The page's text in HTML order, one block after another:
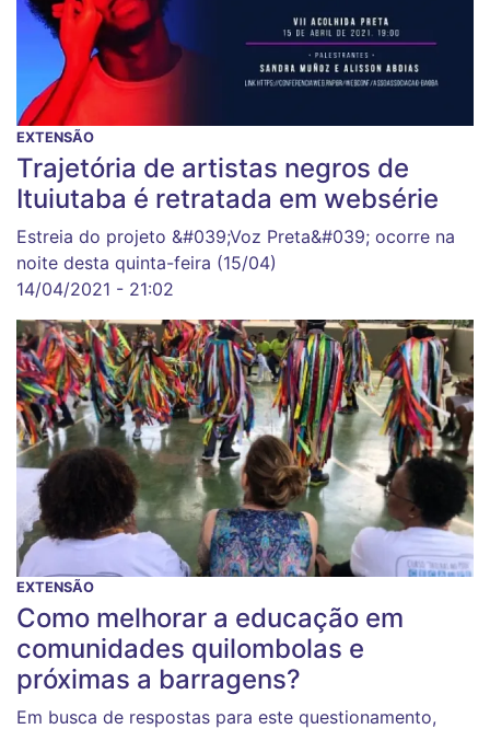
EXTENSÃO
Trajetória de artistas negros de
Ituiutaba é retratada em websérie
Estreia do projeto &#039;Voz Preta&#039; ocorre na
noite desta quinta-feira (15/04)
14/04/2021 - 21:02
EXTENSÃO
Como melhorar a educação em
comunidades quilombolas e
próximas a barragens?
Em busca de respostas para este questionamento,